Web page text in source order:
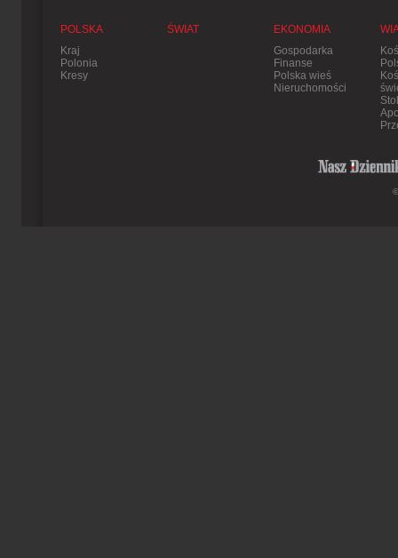
POLSKA
Kraj
Polonia
Kresy
ŚWIAT
EKONOMIA
Gospodarka
Finanse
Polska wieś
Nieruchomości